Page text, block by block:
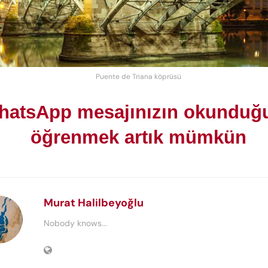
Puente de Triana köprüsü
mesajınızın
öğrenmek artık mümkün
Murat Halilbeyoğlu
Nobody knows...